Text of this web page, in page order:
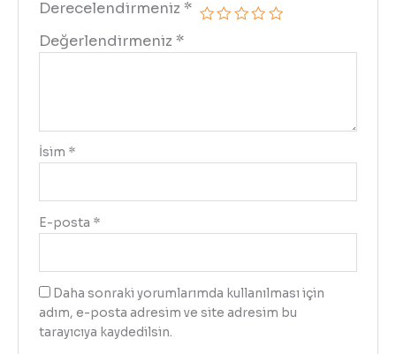
Derecelendirmeniz *
Değerlendirmeniz *
İsim *
E-posta *
Daha sonraki yorumlarımda kullanılması için
adım, e-posta adresim ve site adresim bu
tarayıcıya kaydedilsin.